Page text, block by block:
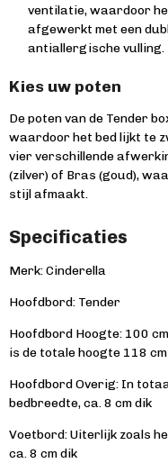
ventilatie, waardoor
afgewerkt met een
antiallergische vulling.
Kies uw poten
De poten van de Tender
waardoor het bed lijkt te
vier verschillende
(zilver) of Bras (goud),
stijl afmaakt.
Specificaties
Merk: Cinderella
Hoofdbord: Tender
Hoofdbord Hoogte: 100
is de totale hoogte 118 cm
Hoofdbord Overig: In
bedbreedte, ca. 8 cm dik
Voetbord: Uiterlijk zoals
ca. 8 cm dik